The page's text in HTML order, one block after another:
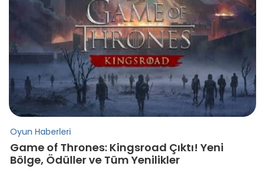
Oyun Haberleri
Game of Thrones: Kingsroad Çıktı! Yeni
Bölge, Ödüller ve Tüm Yenilikler